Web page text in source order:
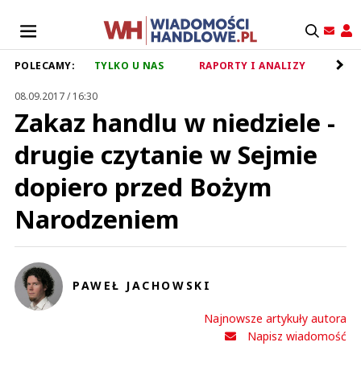
POLECAMY: TYLKO U NAS RAPORTY I ANALIZY
08.09.2017 / 16:30
Zakaz handlu w niedziele -
drugie czytanie w Sejmie
dopiero przed Bożym
Narodzeniem
PAWEŁ JACHOWSKI
Najnowsze artykuły autora
Napisz wiadomość